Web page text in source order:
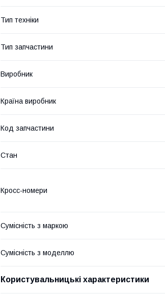
Тип техніки
Тип запчастини
Виробник
Країна виробник
Код запчастини
Стан
Кросс-номери
Сумісність з маркою
Сумісність з моделлю
Користувальницькі характеристики